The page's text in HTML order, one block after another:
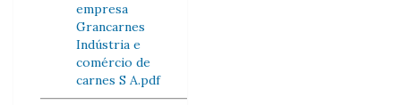
empresa
Grancarnes
Indústria e
comércio de
carnes S A.pdf